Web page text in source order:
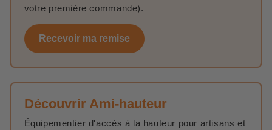
votre première commande).
Recevoir ma remise
Découvrir Ami-hauteur
Équipementier d'accès à la hauteur pour artisans et